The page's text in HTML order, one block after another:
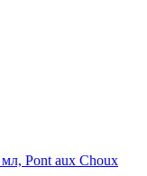
Pont aux Choux